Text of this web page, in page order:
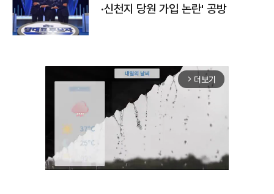
·신천지 당원 가입 논란' 공방
arrow_forward_ios 더보기